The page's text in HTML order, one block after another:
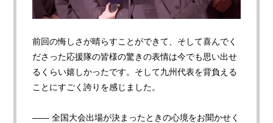
前回の悔しさが晴らすことができて、そして喜んでく
ださった応援隊の皆様の驚きの表情は今でも思い出せ
るくらい嬉しかったです。そして九州代表を背負える
ことにすごく誇りを感じました。
—— 全国大会出場が決まったときの心境をお聞かせく